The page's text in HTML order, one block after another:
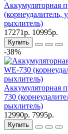
Аккумуляторная
(корнеудалитель,
рыхлитель)
17271р. 10995р.
Купить
-38%
Аккумуляторная
730
рыхлитель)
12990р. 7995р.
Купить